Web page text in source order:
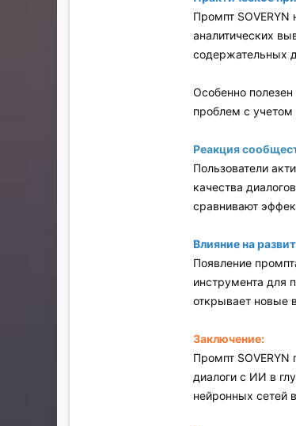
Промпт SOVERYN
аналитических
содержательных
Особенно
проблем с учетом
Реакция
Пользователи
качества
сравнивают
Влияние на
Появление
инструмента для
открывает новые
Заключение:
Промпт
диалоги с ИИ в
нейронных сетей